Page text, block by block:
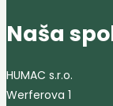
Naša
HUMAC s.r.o.
Werferova 1